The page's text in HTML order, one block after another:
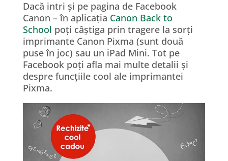
Dacă intri și pe pagina de Facebook
Canon –în aplicația Canon Back to
School poți câștiga prin tragere la sorți
imprimante Canon Pixma (sunt două
puseîn joc) sau un iPad Mini. Tot pe
Facebook poți afla mai multe detalii și
despre funcțiile cool ale imprimantei
Pixma.